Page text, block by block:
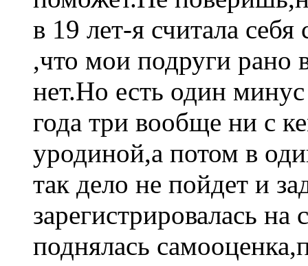
в 19 лет-я считала
,что мои подруги
нет.Но есть один
года три вообще ни с
уродиной,а потом в
так дело не пойдет и
зарегистрировалась на
поднялась